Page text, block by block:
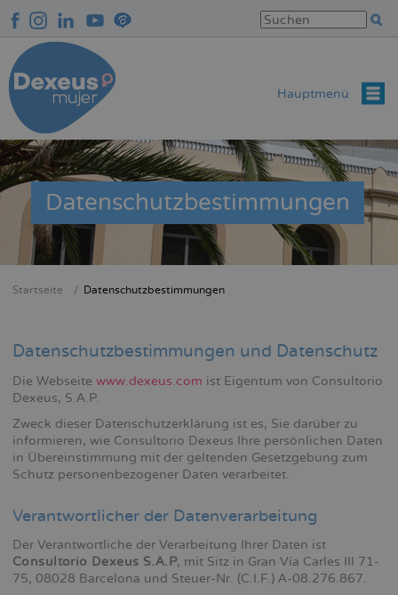
zum
Inhalt
Hauptmenü
Datenschutzbestimmungen
Startseite Datenschutzbestimmungen
Datenschutzbestimmungen und Datenschutz
Die Webseite www.dexeus.com ist Eigentum von Consultorio
Dexeus, S.A.P.
Zweck dieser Datenschutzerklärung ist es, Sie darüber zu
informieren, wie Consultorio Dexeus Ihre persönlichen Daten
in Übereinstimmung mit der geltenden Gesetzgebung zum
Schutz personenbezogener Daten verarbeitet.
Verantwortlicher der Datenverarbeitung
Der Verantwortliche der Verarbeitung Ihrer Daten ist
Consultorio Dexeus S.A.P, mit Sitz in Gran Vía Carles III 71-
75, 08028 Barcelona und Steuer-Nr. (C.I.F.) A-08.276.867.